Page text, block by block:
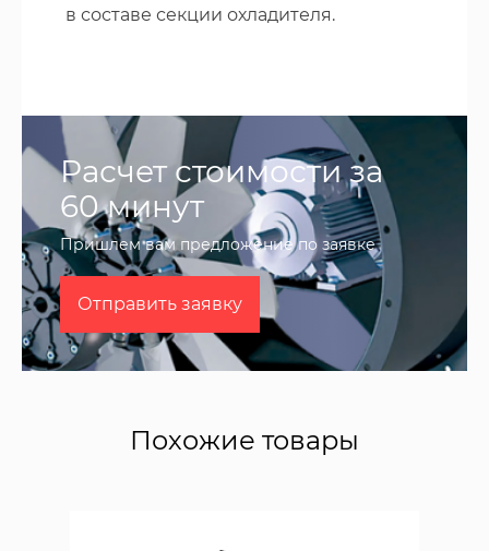
в составе секции охладителя.
Расчет стоимости за
60 минут
Пришлем вам предложение по заявке
Отправить заявку
Похожие товары